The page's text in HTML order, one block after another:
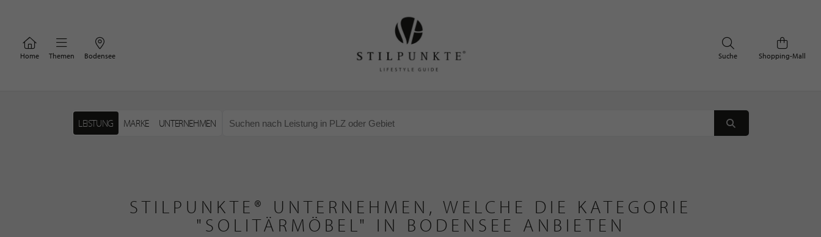
Home Themen Bodensee Shopping-Mall
Suche
LEISTUNG MARKE UNTERNEHMEN
STILPUNKTE® UNTERNEHMEN, WELCHE DIE KATEGORIE
"SOLITÄRMÖBEL" IN BODENSEE ANBIETEN